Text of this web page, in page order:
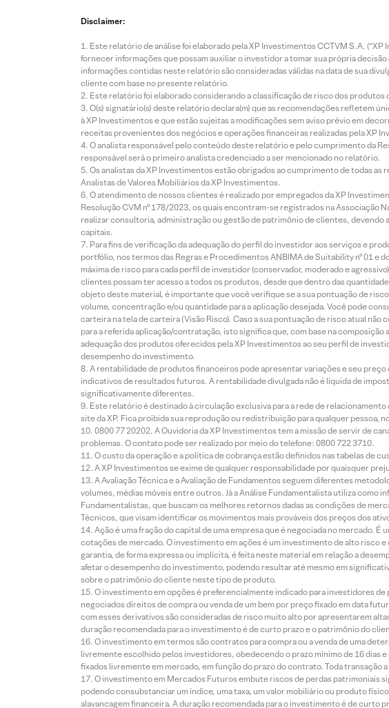
Disclaimer:
Este relatório de análise foi elaborado pela XP Investimentos CCTVM S.A.
fornecer informações que possam auxiliar o investidor a tomar sua própria
informações contidas neste relatório são consideradas válidas na data de sua
cliente com base no presente relatório.
Este relatório foi elaborado considerando a classificação de risco dos
O(s) signatário(s) deste relatório declara(m) que as recomendações refletem
à XP Investimentos e que estão sujeitas a modificações sem aviso prévio em
receitas provenientes dos negócios e operações financeiras realizadas pela XP
O analista responsável pelo conteúdo deste relatório e pelo cumprimento da
responsável será o primeiro analista credenciado a ser mencionado no relatório.
Os analistas da XP Investimentos estão obrigados ao cumprimento de todas
Analistas de Valores Mobiliários da XP Investimentos.
O atendimento de nossos clientes é realizado por empregados da XP
Resolução CVM nº 178/2023, os quais encontram-se registrados na Associação
realizar consultoria, administração ou gestão de patrimônio de clientes,
capitais.
Para fins de verificação da adequação do perfil do investidor aos serviços e
portfólio, nos termos das Regras e Procedimentos ANBIMA de Suitability nº 01
máxima de risco para cada perfil de investidor (conservador, moderado e
clientes possam ter acesso a todos os produtos, desde que dentro das
objeto deste material, é importante que você verifique se a sua pontuação de
volume, concentração e/ou quantidade para a aplicação desejada. Você pode
carteira na tela de carteira (Visão Risco). Caso a sua pontuação de risco atual
para a referida aplicação/contratação, isto significa que, com base na
adequação dos produtos oferecidos pela XP Investimentos ao seu perfil de
desempenho do investimento.
A rentabilidade de produtos financeiros pode apresentar variações e seu
indicativos de resultados futuros. A rentabilidade divulgada não é líquida de
significativamente diferentes.
Este relatório é destinado à circulação exclusiva para a rede de
site da XP. Fica proibida sua reprodução ou redistribuição para qualquer
0800 77 20202. A Ouvidoria da XP Investimentos tem a missão de servir de
problemas. O contato pode ser realizado por meio do telefone: 0800 722 3710.
O custo da operação e a política de cobrança estão definidos nas tabelas de
A XP Investimentos se exime de qualquer responsabilidade por quaisquer
A Avaliação Técnica e a Avaliação de Fundamentos seguem diferentes
volumes, médias móveis entre outros. Já a Análise Fundamentalista utiliza como
Fundamentalistas, que buscam os melhores retornos dadas as condições de
Técnicos, que visam identificar os movimentos mais prováveis dos preços dos
Ação é uma fração do capital de uma empresa que é negociada no mercado.
cotações de mercado. O investimento em ações é um investimento de alto risco
garantia, de forma expressa ou implícita, é feita neste material em relação a
afetar o desempenho do investimento, podendo resultar até mesmo em
sobre o patrimônio do cliente neste tipo de produto.
O investimento em opções é preferencialmente indicado para investidores
negociados direitos de compra ou venda de um bem por preço fixado em data
com esses derivativos são consideradas de risco muito alto por apresentarem
duração recomendada para o investimento é de curto prazo e o patrimônio do
O investimento em termos são contratos para compra ou a venda de uma
livremente escolhido pelos investidores, obedecendo o prazo mínimo de 16 dias
fixados livremente em mercado, em função do prazo do contrato. Toda
O investimento em Mercados Futuros embute riscos de perdas
podendo consubstanciar um índice, uma taxa, um valor mobiliário ou produto
alavancagem financeira. A duração recomendada para o investimento é de